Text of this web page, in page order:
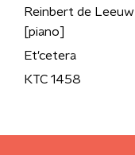
Reinbert de Leeuw
[piano]
Et'cetera
KTC 1458